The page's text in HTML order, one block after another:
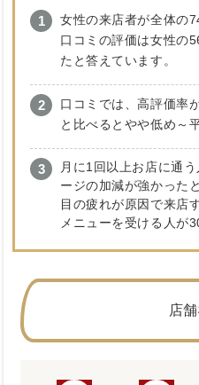
女性の来店者が全体の
口コミの評価は女性の
たと答えています。
口コミでは、高評価率
と比べるとやや低め～
月に1回以上お店に通
ージの加減が強かった
目の疲れが原因で来店
メニューを受ける人が
店